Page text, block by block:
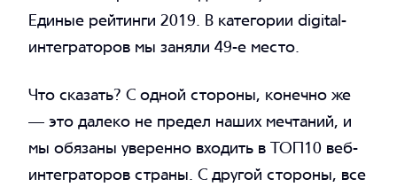
Telegram
SVK
Единые рейтинги 2019. В категории digital-
интеграторов мы заняли 49-е место.
Что сказать? С одной стороны, конечно же
— это далеко не предел наших мечтаний, и
мы обязаны уверенно входить в ТОП10 веб-
интеграторов страны. С другой стороны, все